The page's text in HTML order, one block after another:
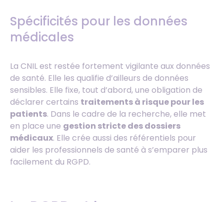
Spécificités pour les données
médicales
La CNIL est restée fortement vigilante aux données
de santé. Elle les qualifie d’ailleurs de données
sensibles. Elle fixe, tout d’abord, une obligation de
déclarer certains traitements à risque pour les
patients. Dans le cadre de la recherche, elle met
en place une gestion stricte des dossiers
médicaux. Elle crée aussi des référentiels pour
aider les professionnels de santé à s’emparer plus
facilement du RGPD.